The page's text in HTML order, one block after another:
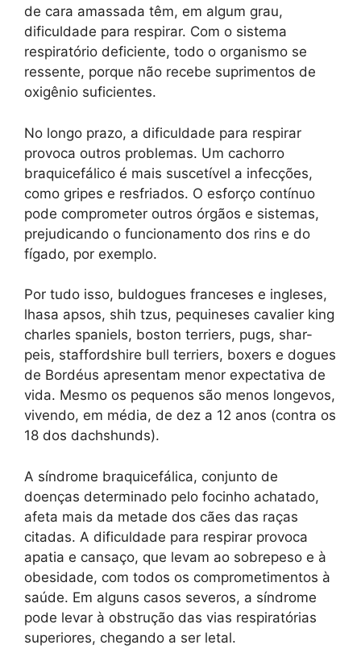
de cara amassada têm, em algum grau,
dificuldade para respirar. Com o sistema
respiratório deficiente, todo o organismo se
ressente, porque não recebe suprimentos de
oxigênio suficientes.
No longo prazo, a dificuldade para respirar
provoca outros problemas. Um cachorro
braquicefálico é mais suscetível a infecções,
como gripes e resfriados. O esforço contínuo
pode comprometer outros órgãos e sistemas,
prejudicando o funcionamento dos rins e do
fígado, por exemplo.
Por tudo isso, buldogues franceses e ingleses,
lhasa apsos, shih tzus, pequineses cavalier king
charles spaniels, boston terriers, pugs, shar-
peis, staffordshire bull terriers, boxers e dogues
de Bordéus apresentam menor expectativa de
vida. Mesmo os pequenos são menos longevos,
vivendo, em média, de dez a 12 anos (contra os
18 dos dachshunds).
A síndrome braquicefálica, conjunto de
doenças determinado pelo focinho achatado,
afeta mais da metade dos cães das raças
citadas. A dificuldade para respirar provoca
apatia e cansaço, que levam ao sobrepeso e à
obesidade, com todos os comprometimentos à
saúde. Em alguns casos severos, a síndrome
pode levar à obstrução das vias respiratórias
superiores, chegando a ser letal.